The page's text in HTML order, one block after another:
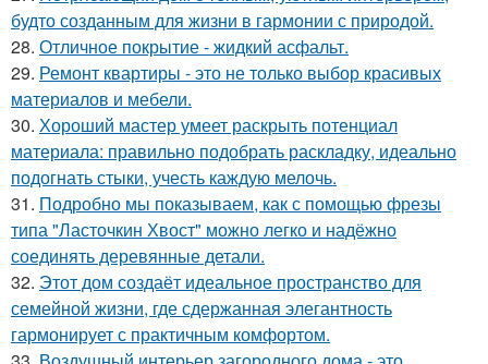
будто созданным для жизни в гармонии с природой.
28. Отличное покрытие - жидкий асфальт.
29. Ремонт квартиры - это не только выбор красивых
материалов и мебели.
30. Хороший мастер умеет раскрыть потенциал
материала: правильно подобрать раскладку, идеально
подогнать стыки, учесть каждую мелочь.
31. Подробно мы показываем, как с помощью фрезы
типа "Ласточкин Хвост" можно легко и надёжно
соединять деревянные детали.
32. Этот дом создаёт идеальное пространство для
семейной жизни, где сдержанная элегантность
гармонирует с практичным комфортом.